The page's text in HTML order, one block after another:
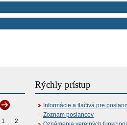
1
2
Rýchly prístup
Informácie a tlačivá pre
Zoznam poslancov